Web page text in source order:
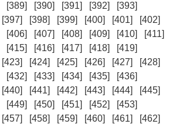
[389] [390] [391] [392]
[393]
[397] [398] [399] [400] [401]
[402]
[406] [407] [408] [409] [410]
[411]
[415] [416] [417] [418]
[419]
[423] [424] [425] [426] [427]
[428]
[432] [433] [434] [435]
[436]
[440] [441] [442] [443] [444]
[445]
[449] [450] [451] [452]
[453]
[457] [458] [459] [460] [461]
[462]